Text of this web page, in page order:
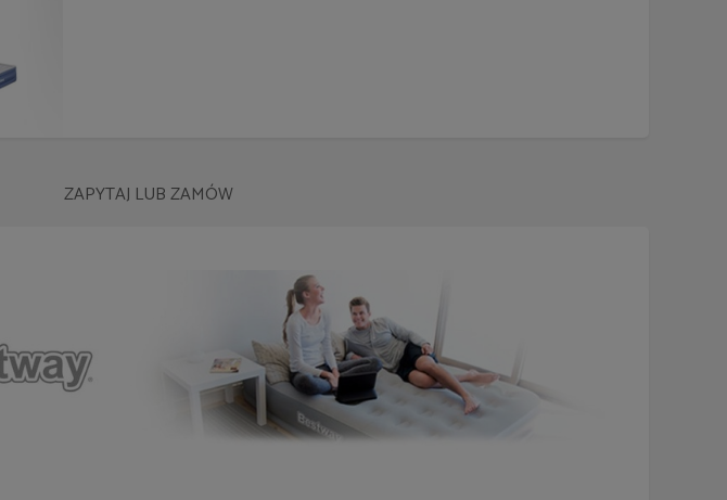
ZAPYTAJ LUB ZAMÓW